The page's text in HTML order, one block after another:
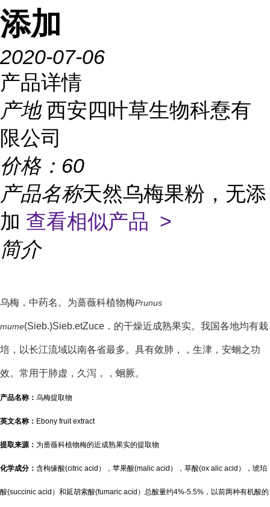
添加
2020-07-06
产品详情
产地 西安四叶草生物科憃有
限公司
价格： 60
产品名称天然乌梅果粉，无添
加 查看相似产品 >
简介
乌梅，中药名。为蔷薇科植物梅Prunus
mume(Sieb.)Sieb.etZuce．的干燥近成熟果实。我国各地均有栽
培，以长江流域以南各省最多。具有敛肺，，生津，安蛔之功
效。常用于肺虚，久泻，，蛔厥。
产品名称： 乌梅提取物
英文名称： Ebony fruit extract
提取来源： 为蔷薇科植物梅的近成熟果实的提取物
化学成分： 含枸缘酸(citric acid），苹果酸(malic acid），草酸(ox alic acid），琥珀
酸(succinic acid）和延胡索酸(fumaric acid）总酸量约4%-5.5%，以前两种有机酸的